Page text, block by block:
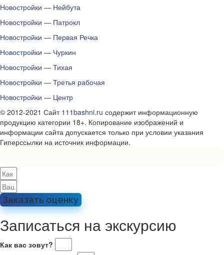
Новостройки — Нейбута
Новостройки — Патрокл
Новостройки — Первая Речка
Новостройки — Чуркин
Новостройки — Тихая
Новостройки — Третья рабочая
Новостройки — Центр
© 2012-2021 Сайт 111bashni.ru содержит информационную
продукцию категории 18+. Копирование изображений и
информации сайта допускается только при условии указания
Гиперссылки на источник информации.
Заказать оценку
Записаться на экскурсию
Как вас зовут?